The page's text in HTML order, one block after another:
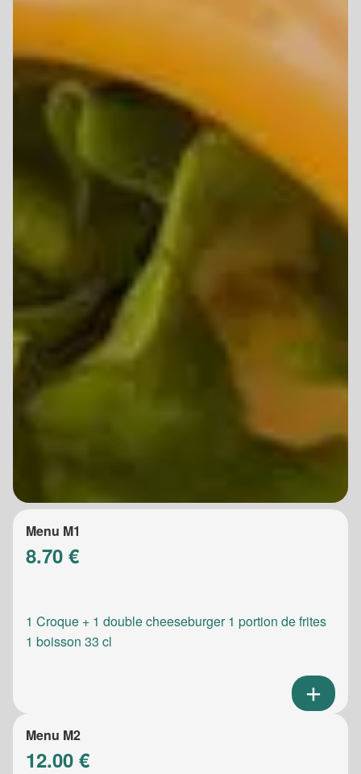
Menu M1
8.70 €
1 Croque + 1 double cheeseburger 1 portion de frites
1 boisson 33 cl
Menu M2
12.00 €